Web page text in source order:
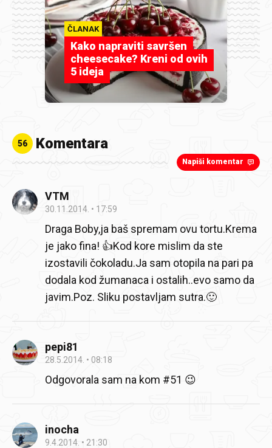
ČLANAK
Kako napraviti savršen
cheesecake? Kreni od ovih
5 ideja
56 Komentara
Napiši komentar
VTM
30.11.2014. 17:59
Draga Boby,ja baš spremam ovu tortu.Krema
je jako fina! 👍Kod kore mislim da ste
izostavili čokoladu.Ja sam otopila na pari pa
dodala kod žumanaca i ostalih..evo samo da
javim.Poz. Sliku postavljam sutra.🙂
pepi81
28.5.2014. 08:18
Odgovorala sam na kom #51 😉
inocha
9.4.2014. 21:30